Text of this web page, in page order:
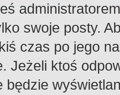
swoje posty.
czas po jego
Jeżeli ktoś
będzie